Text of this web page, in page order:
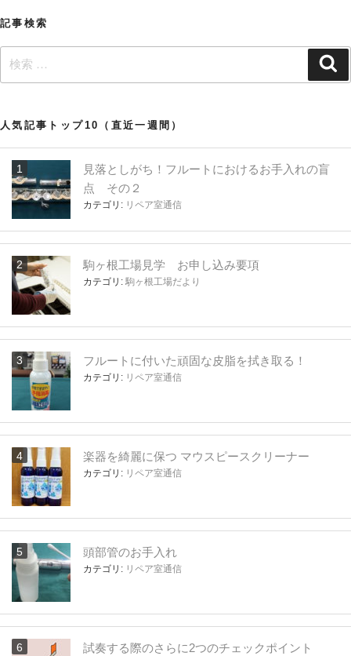
ン
記事検索
索:
人気記事トップ10（直近一週間）
見落としがち！フルートにおけるお手入れの盲
点 その２
カテゴリ: リペア室通信
駒ヶ根工場見学 お申し込み要項
カテゴリ: 駒ヶ根工場だより
フルートに付いた頑固な皮脂を拭き取る！
カテゴリ: リペア室通信
楽器を綺麗に保つ マウスピースクリーナー
カテゴリ: リペア室通信
頭部管のお手入れ
カテゴリ: リペア室通信
試奏する際のさらに2つのチェックポイント